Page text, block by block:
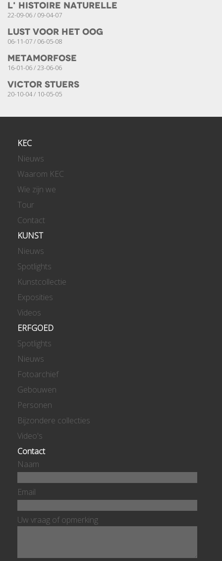
l' Histoire naturelle
22-09-06 / 09-04-07
Lust voor het oog
06-11-07 / 06-05-08
Metamorfose
16-01-06 / 23-06-06
Victor Stuers
20-10-04 / 10-05-05
KEC
Nieuws
Waarom KEC
Wie zijn we
Tour
Contact
KUNST
Nieuws
Spotlights
Kunstcollectie
Exposities
Videos
ERFGOED
Spotlights
Nieuws
Fotoarchief
Gebouwen
Personen
Bijzondere collecties
Video's
Contact
Naam
Email
Uw vraag of opmerking